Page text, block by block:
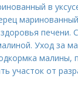
в
печени.
Уход за
малины,
участок от